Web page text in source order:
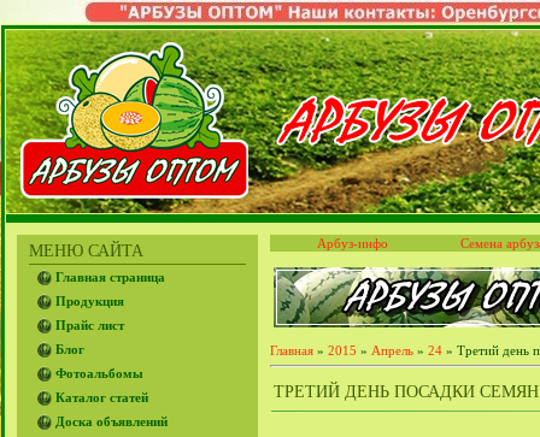
МЕНЮ САЙТА
Главная страница
Продукция
Прайс лист
Блог
Фотоальбомы
Каталог статей
Доска объявлений
Арбуз-инфо Семена
Главная » 2015 » Апрель » 24 » Третий день
ТРЕТИЙ ДЕНЬ ПОСАДКИ СЕМЯН